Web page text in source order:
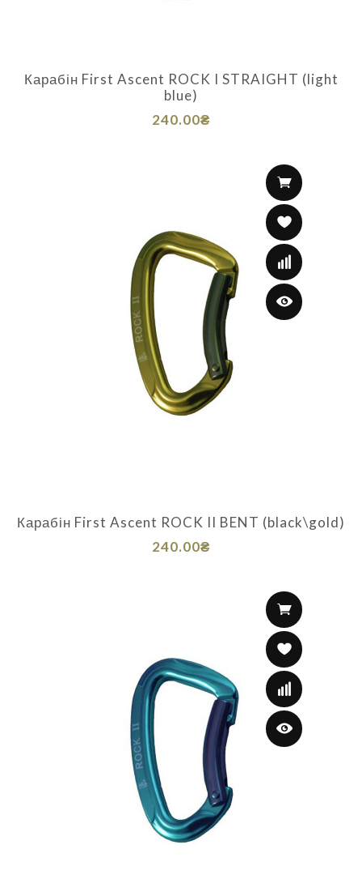
Карабін First Ascent ROCK I STRAIGHT (light
blue)
240.00₴
Карабін First Ascent ROCK II BENT (black\gold)
240.00₴